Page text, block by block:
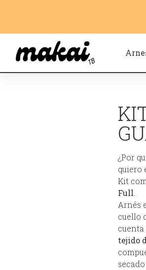
¿Por
quiero
Kit
Full.
Arnés
cuello
tejido
secado